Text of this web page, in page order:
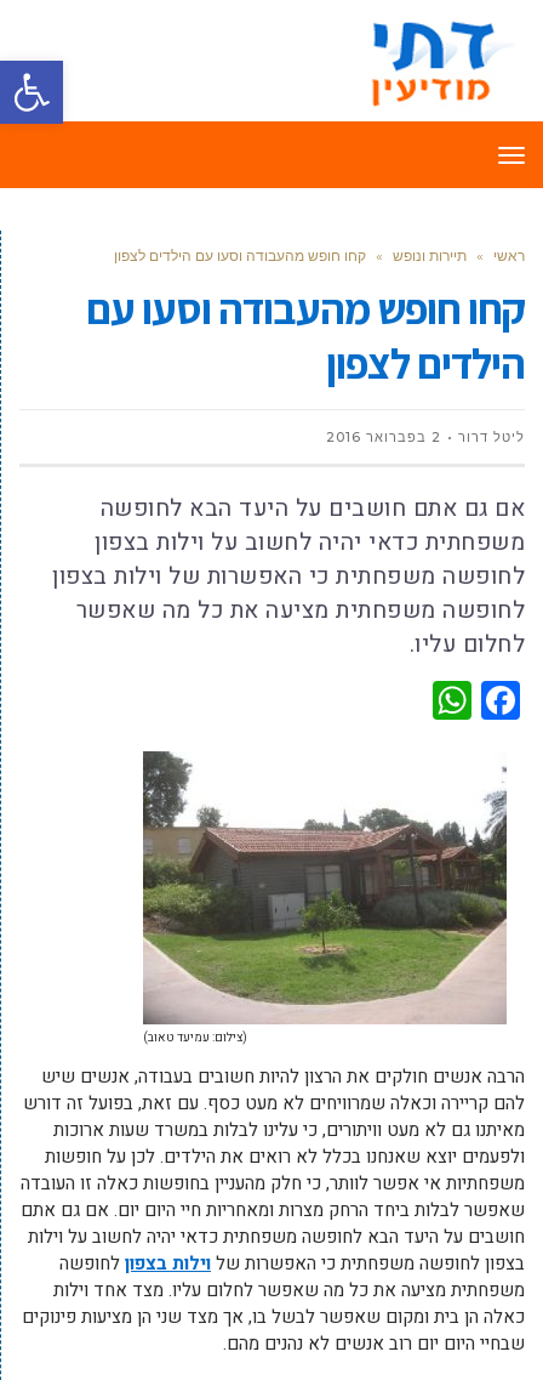
פתח
תפריט
ראשי » תיירות ונופש » קחו חופש מהעבודה וסעו עם הילדים לצפון
קחו חופש מהעבודה וסעו עם
הילדים לצפון
ליטל דרור 2 בפברואר 2016
אם גם אתם חושבים על היעד הבא לחופשה
משפחתית כדאי יהיה לחשוב על וילות בצפון
לחופשה משפחתית כי האפשרות של וילות בצפון
לחופשה משפחתית מציעה את כל מה שאפשר
לחלום עליו.
Facebook
(צילום: עמיעד טאוב)
הרבה אנשים חולקים את הרצון להיות חשובים בעבודה, אנשים שיש
להם קריירה וכאלה שמרוויחים לא מעט כסף. עם זאת, בפועל זה דורש
מאיתנו גם לא מעט וויתורים, כי עלינו לבלות במשרד שעות ארוכות
ולפעמים יוצא שאנחנו בכלל לא רואים את הילדים. לכן על חופשות
משפחתיות אי אפשר לוותר, כי חלק מהעניין בחופשות כאלה זו העובדה
שאפשר לבלות ביחד הרחק מצרות ומאחריות חיי היום יום. אם גם אתם
חושבים על היעד הבא לחופשה משפחתית כדאי יהיה לחשוב על וילות
בצפון לחופשה משפחתית כי האפשרות שלוילות בצפוןלחופשה
משפחתית מציעה את כל מה שאפשר לחלום עליו. מצד אחד וילות
כאלה הן בית ומקום שאפשר לבשל בו, אך מצד שני הן מציעות פינוקים
שבחיי היום יום רוב אנשים לא נהנים מהם.